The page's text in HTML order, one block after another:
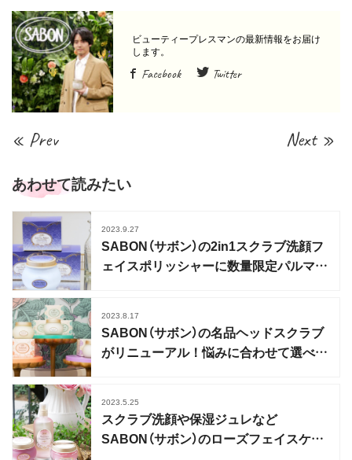
Facebook Twitter
« Prev Next »
あわせて読みたい
2023.9.27
SABON（サボン）の2in1スクラブ洗顔フ
ェイスポリッシャーに数量限定パルマロ
2023.8.17
SABON（サボン）の名品ヘッドスクラブ
がリニューアル！悩みに合わせて選べる
2023.5.25
スクラブ洗顔や保湿ジュレなど
SABON（サボン）のローズフェイスケア